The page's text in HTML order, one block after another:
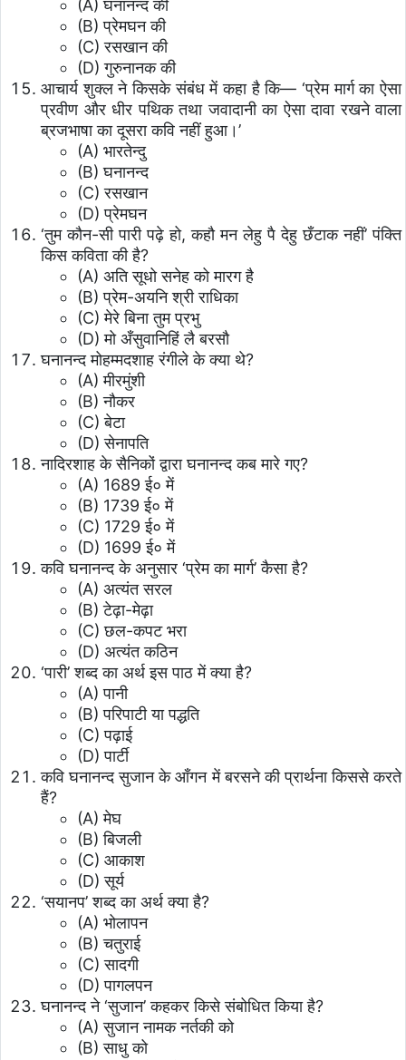
(A) घनानन्द की
(B) प्रेमघन की
(C) रसखान की
(D) गुरुनानक की
आचार्य शुक्ल ने किसके संबंध में कहा है कि— ‘प्रेम मार्ग का ऐसा
प्रवीण और धीर पथिक तथा जवादानी का ऐसा दावा रखने वाला
ब्रजभाषा का दूसरा कवि नहीं हुआ।’
(A) भारतेन्दु
(B) घनानन्द
(C) रसखान
(D) प्रेमघन
‘तुम कौन-सी पारी पढ़े हो, कहौ मन लेहु पै देहु छँटाक नहीं’ पंक्ति
किस कविता की है?
(A) अति सूधो सनेह को मारग है
(B) प्रेम-अयनि श्री राधिका
(C) मेरे बिना तुम प्रभु
(D) मो अँसुवानिहिं लै बरसौ
घनानन्द मोहम्मदशाह रंगीले के क्या थे?
(A) मीरमुंशी
(B) नौकर
(C) बेटा
(D) सेनापति
नादिरशाह के सैनिकों द्वारा घनानन्द कब मारे गए?
(A) 1689 ई० में
(B) 1739 ई० में
(C) 1729 ई० में
(D) 1699 ई० में
कवि घनानन्द के अनुसार ‘प्रेम का मार्ग’ कैसा है?
(A) अत्यंत सरल
(B) टेढ़ा-मेढ़ा
(C) छल-कपट भरा
(D) अत्यंत कठिन
‘पारी’ शब्द का अर्थ इस पाठ में क्या है?
(A) पानी
(B) परिपाटी या पद्धति
(C) पढ़ाई
(D) पार्टी
कवि घनानन्द सुजान के आँगन में बरसने की प्रार्थना किससे करते
हैं?
(A) मेघ
(B) बिजली
(C) आकाश
(D) सूर्य
‘सयानप’ शब्द का अर्थ क्या है?
(A) भोलापन
(B) चतुराई
(C) सादगी
(D) पागलपन
घनानन्द ने ‘सुजान’ कहकर किसे संबोधित किया है?
(A) सुजान नामक नर्तकी को
(B) साधु को